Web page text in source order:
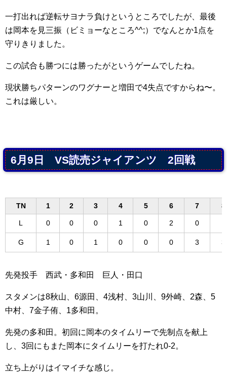
一打出れば逆転サヨナラ負けというところでしたが、最後
は岡本を見三振（ビミョーなところ^^;）でなんとか1点を
守りきりました。
この試合も勝つには勝ったがというゲームでしたね。
現状勝ちパターンのワグナーと増田で4失点ですからね〜。
これは厳しい。
6月9日 VS読売ジャイアンツ 2回戦
TN 1 2 3 4 5 6 7 8
L 0 0 0 1 0 2 0
G 1 0 1 0 0 0 3 3
先発投手 西武・多和田 巨人・田口
スタメンは8秋山、6源田、4浅村、3山川、9外崎、2森、5
中村、7金子侑、1多和田。
先発の多和田。初回に岡本のタイムリーで先制点を献上
し、3回にもまた岡本にタイムリーを打たれ0-2。
立ち上がりはイマイチな感じ。